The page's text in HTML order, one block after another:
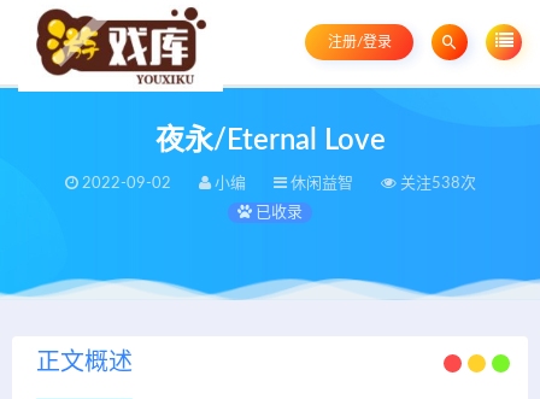
注册/登录
夜永/Eternal Love
2022-09-02 小编 休闲益智
关注538次
已收录
正文概述